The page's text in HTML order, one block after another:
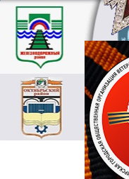
Войны,